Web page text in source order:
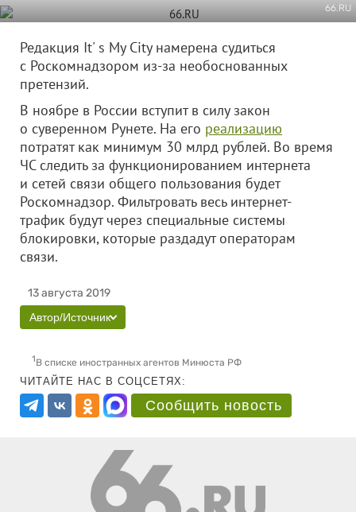
66.RU
Редакция It' s My City намерена судиться
с Роскомнадзором из-за необоснованных
претензий.
В ноябре в России вступит в силу закон
о суверенном Рунете. На его реализацию
потратят как минимум 30 млрд рублей. Во время
ЧС следить за функционированием интернета
и сетей связи общего пользования будет
Роскомнадзор. Фильтровать весь интернет-
трафик будут через специальные системы
блокировки, которые раздадут операторам
связи.
13 августа 2019
Автор/Источник
1В списке иностранных агентов Минюста РФ
ЧИТАЙТЕ НАС В СОЦСЕТЯХ:
Сообщить новость